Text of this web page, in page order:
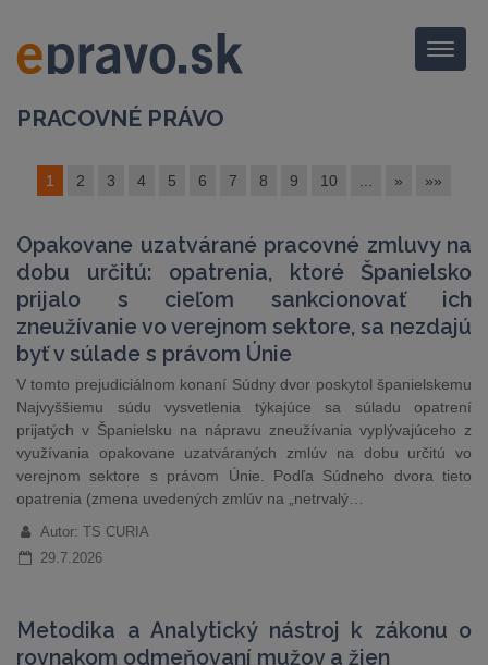
Menu
PRACOVNÉ PRÁVO
1 2 3 4 5 6 7 8 9 10 » »»
Opakovane uzatvárané pracovné zmluvy na
dobu určitú: opatrenia, ktoré Španielsko
prijalo s cieľom sankcionovať ich
zneužívanie vo verejnom sektore, sa nezdajú
byť v súlade s právom Únie
V tomto prejudiciálnom konaní Súdny dvor poskytol španielskemu
Najvyššiemu súdu vysvetlenia týkajúce sa súladu opatrení
prijatých v Španielsku na nápravu zneužívania vyplývajúceho z
využívania opakovane uzatváraných zmlúv na dobu určitú vo
verejnom sektore s právom Únie. Podľa Súdneho dvora tieto
opatrenia (zmena uvedených zmlúv na „netrvalý…
Autor: TS CURIA
29.7.2026
Metodika a Analytický nástroj k zákonu o
rovnakom odmeňovaní mužov a žien